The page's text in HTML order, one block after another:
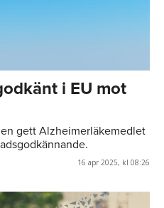
i EU mot
gett Alzheimerläkemedlet
16 apr 2025, kl 08:26